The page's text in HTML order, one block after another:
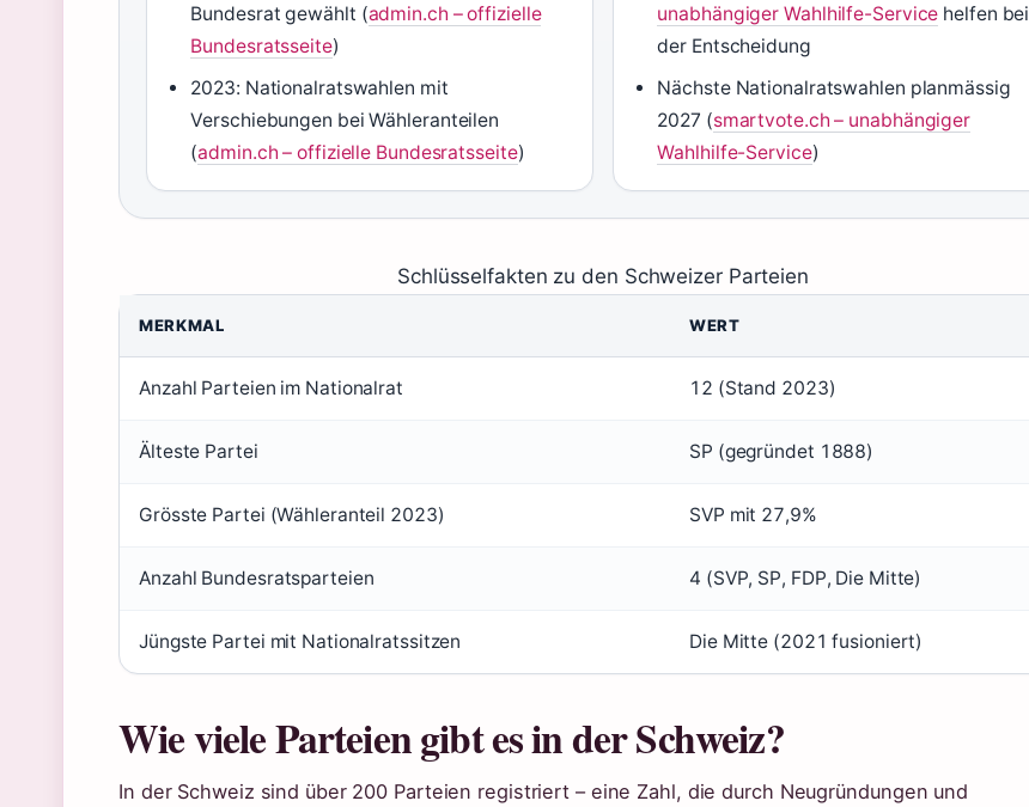
Bundesrat gewählt (admin.ch – offizielle
Bundesratsseite)
2023: Nationalratswahlen mit
Verschiebungen bei Wähleranteilen
(admin.ch – offizielle Bundesratsseite)
unabhängiger Wahlhilfe-Service helfen bei
der Entscheidung
Nächste Nationalratswahlen planmässig
2027 (smartvote.ch – unabhängiger
Wahlhilfe-Service)
Schlüsselfakten zu den Schweizer Parteien
MERKMAL WERT
Anzahl Parteien im Nationalrat 12 (Stand 2023)
Älteste Partei SP (gegründet 1888)
Grösste Partei (Wähleranteil 2023) SVP mit 27,9%
Anzahl Bundesratsparteien 4 (SVP, SP, FDP, Die Mitte)
Jüngste Partei mit Nationalratssitzen Die Mitte (2021 fusioniert)
Wie viele Parteien gibt es in der Schweiz?
In der Schweiz sind über 200 Parteien registriert – eine Zahl, die durch Neugründungen und